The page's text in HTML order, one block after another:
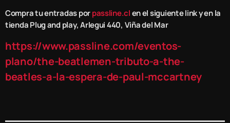
Compra tu entradas porpassline.clen el siguiente link y en la
tienda Plug and play, Arlegui 440, Viña del Mar
https://www.passline.com/eventos-
plano/the-beatlemen-tributo-a-the-
beatles-a-la-espera-de-paul-mccartney